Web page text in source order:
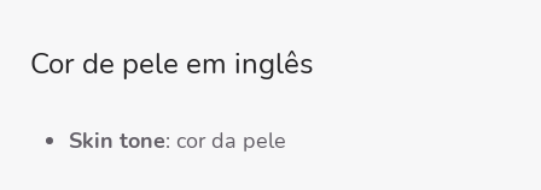
Cor de pele em inglês
Skin tone: cor da pele